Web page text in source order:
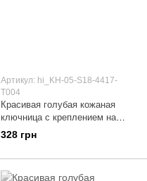
Артикул: hi_KH-05-S18-4417-
T004
Красивая голубая кожаная
ключница с креплением на
карабине, коллекция "Buta Art"
328 грн